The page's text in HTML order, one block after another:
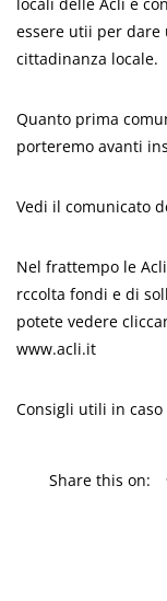
essere utii per dare
cittadinanza locale.
Quanto prima
porteremo avanti
Vedi il comunicato
Nel frattempo le
rccolta fondi e di
potete vedere
www.acli.it
Consigli utili in
Share this on: